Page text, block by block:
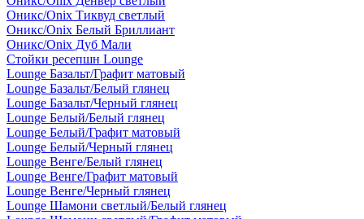
Оникс/Onix Тиквуд светлый
Оникс/Onix Белый Бриллиант
Оникс/Onix Дуб Мали
Стойки ресепшн Lounge
Lounge Базальт/Графит матовый
Lounge Базальт/Белый глянец
Lounge Базальт/Черный глянец
Lounge Белый/Белый глянец
Lounge Белый/Графит матовый
Lounge Белый/Черный глянец
Lounge Венге/Белый глянец
Lounge Венге/Графит матовый
Lounge Венге/Черный глянец
Lounge Шамони светлый/Белый глянец